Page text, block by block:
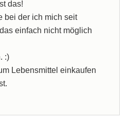
das!
bei der ich mich seit
einfach nicht möglich
:)
Lebensmittel einkaufen